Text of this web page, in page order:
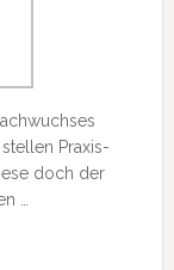
Praxis-
doch der
…